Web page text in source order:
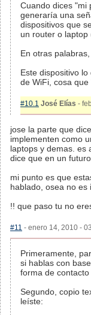
Cuando dices "mi
generaría una
dispositivos que
un router o laptop
En otras
Este dispositivo
de WiFi, cosa que
#10.1 José Elías -
jose la parte que
implementen como
laptops y demas. es
dice que en un
mi punto es que
hablado, osea no es
!! que paso tu no
#11 - enero 14, 2010 -
Primeramente,
si hablas con
forma de
Segundo, copio
leíste: